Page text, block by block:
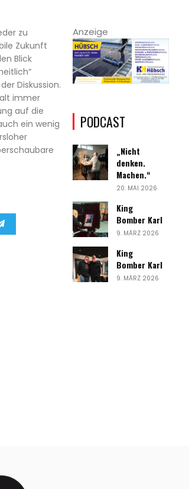
zu
Zukunft
Blick
Diskussion.
immer
auf die
ein wenig
Anzeige
PODCAST
„Nicht
denken.
Machen.“
20. MAI 2026
King
Bomber Karl
9. MÄRZ 2026
King
Bomber Karl
9. MÄRZ 2026